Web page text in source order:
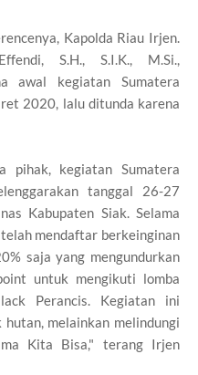
Kapolda Riau Irjen.
S.H., S.I.K., M.Si.,
awal kegiatan Sumatera
2020, lalu ditunda karena
pihak, kegiatan Sumatera
tanggal 26-27
Kabupaten Siak. Selama
mendaftar berkeinginan
saja yang mengundurkan
untuk mengikuti lomba
Perancis. Kegiatan ini
melainkan melindungi
Kita Bisa," terang Irjen